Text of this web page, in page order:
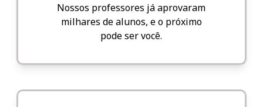
Nossos professores já aprovaram
milhares de alunos, e o próximo
pode ser você.